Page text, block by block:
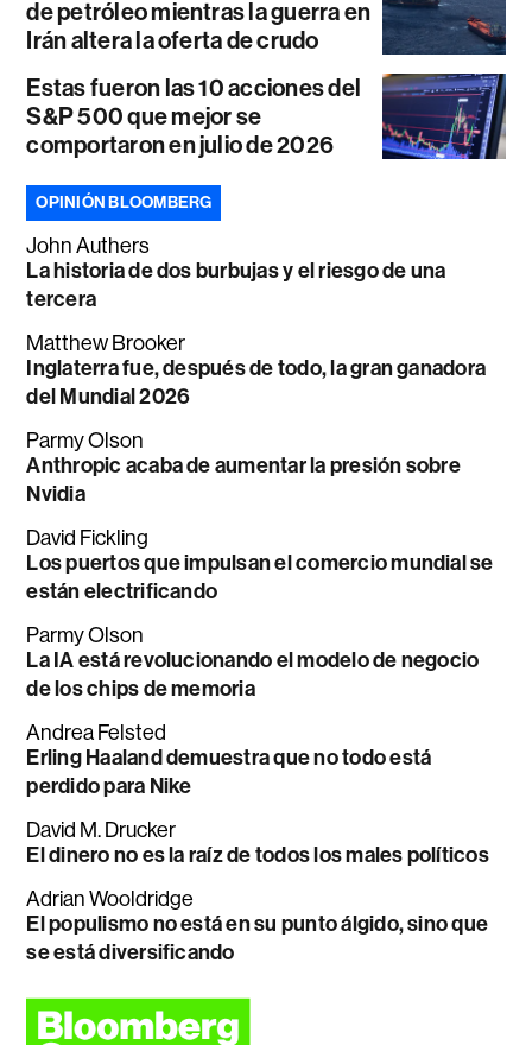
de petróleo mientras la guerra en
Irán altera la oferta de crudo
Estas fueron las 10 acciones del
S&P 500 que mejor se
comportaron en julio de 2026
OPINIÓN BLOOMBERG
John Authers
La historia de dos burbujas y el riesgo de una
tercera
Matthew Brooker
Inglaterra fue, después de todo, la gran ganadora
del Mundial 2026
Parmy Olson
Anthropic acaba de aumentar la presión sobre
Nvidia
David Fickling
Los puertos que impulsan el comercio mundial se
están electrificando
Parmy Olson
La IA está revolucionando el modelo de negocio
de los chips de memoria
Andrea Felsted
Erling Haaland demuestra que no todo está
perdido para Nike
David M. Drucker
El dinero no es la raíz de todos los males políticos
Adrian Wooldridge
El populismo no está en su punto álgido, sino que
se está diversificando